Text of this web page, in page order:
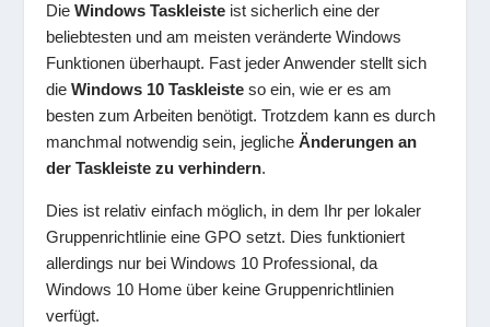
DieWindows Taskleiste ist sicherlich eine der
beliebtesten und am meisten veränderte Windows
Funktionen überhaupt. Fast jeder Anwender stellt sich
dieWindows 10 Taskleiste so ein, wie er es am
besten zum Arbeiten benötigt. Trotzdem kann es durch
manchmal notwendig sein, jeglicheÄnderungen an
der Taskleiste zu verhindern.
Dies ist relativ einfach möglich, in dem Ihr per lokaler
Gruppenrichtlinie eine GPO setzt. Dies funktioniert
allerdings nur bei Windows 10 Professional, da
Windows 10 Home über keine Gruppenrichtlinien
verfügt.